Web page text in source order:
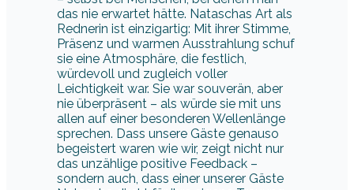
nie überpräsent – als würde sie mit uns
allen auf einer besonderen Wellenlänge
sprechen. Dass unsere Gäste genauso
begeistert waren wie wir, zeigt nicht nur
das unzählige positive Feedback –
sondern auch, dass einer unserer Gäste
Natascha direkt für ihre eigene Trauung
angefragt hat. Und das ist wohl das
größte Kompliment überhaupt! Liebe
Natascha, tausend Dank für diesen
unvergesslichen Tag! Wer eine
Traurednerin sucht, die nicht nur Worte